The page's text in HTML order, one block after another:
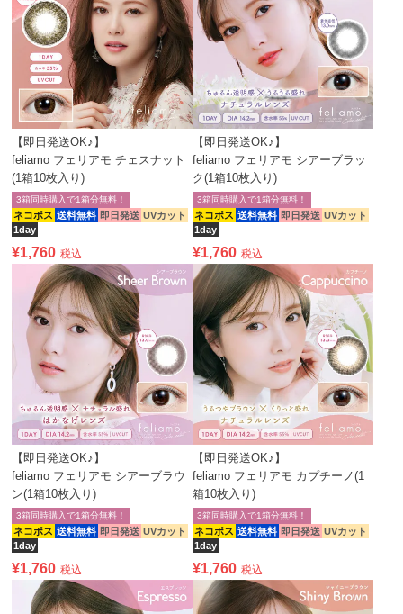
【即日発送OK♪】
feliamo フェリアモ チェスナット
(1箱10枚入り)
ネコポス 送料無料 即日発送 UVカット
1day
3箱同時購入で1箱分無料！
¥1,760 税込
【即日発送OK♪】
feliamo フェリアモ シアーブラッ
ク(1箱10枚入り)
ネコポス 送料無料 即日発送 UVカット
1day
3箱同時購入で1箱分無料！
¥1,760 税込
【即日発送OK♪】
feliamo フェリアモ シアーブラウ
ン(1箱10枚入り)
ネコポス 送料無料 即日発送 UVカット
1day
3箱同時購入で1箱分無料！
¥1,760 税込
【即日発送OK♪】
feliamo フェリアモ カプチーノ(1
箱10枚入り)
ネコポス 送料無料 即日発送 UVカット
1day
3箱同時購入で1箱分無料！
¥1,760 税込